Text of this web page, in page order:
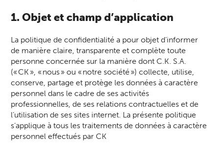
1. Objet et champ d’application
La politique de confidentialité a pour objet d’informer
de manière claire, transparente et complète toute
personne concernée sur la manière dont C.K. S.A.
(« CK », « nous » ou « notre société ») collecte, utilise,
conserve, partage et protège les données à caractère
personnel dans le cadre de ses activités
professionnelles, de ses relations contractuelles et de
l’utilisation de ses sites internet. La présente politique
s’applique à tous les traitements de données à caractère
personnel effectués par CK